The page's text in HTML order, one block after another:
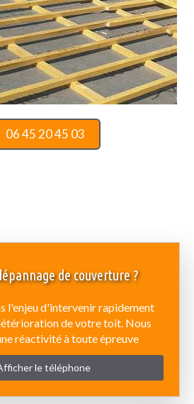
06 45 20 45 03
de couverture ?
l'enjeu d'intervenir rapidement
de votre toit. Nous
réactivité à toute épreuve
le téléphone